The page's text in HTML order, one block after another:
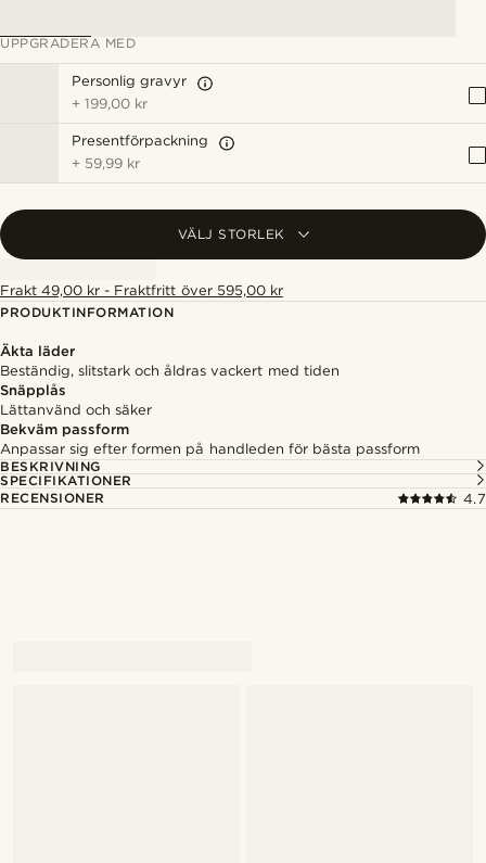
UPPGRADERA MED
Personlig gravyr
+199,00 kr
Presentförpackning
+ 59,99 kr
VÄLJ STORLEK
Frakt 49,00 kr - Fraktfritt över 595,00 kr
PRODUKTINFORMATION
Äkta läder
Beständig, slitstark och åldras vackert med tiden
Snäpplås
Lättanvänd och säker
Bekväm passform
Anpassar sig efter formen på handleden för bästa passform
BESKRIVNING
SPECIFIKATIONER
RECENSIONER
4.7